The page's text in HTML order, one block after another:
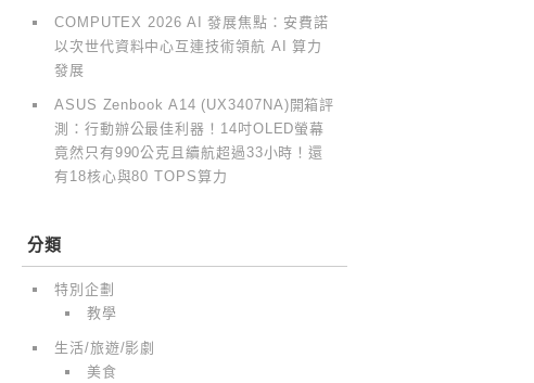
COMPUTEX 2026 AI 發展焦點：安費諾
以次世代資料中心互連技術領航 AI 算力
發展
ASUS Zenbook A14 (UX3407NA)開箱評
測：行動辦公最佳利器！14吋OLED螢幕
竟然只有990公克且續航超過33小時！還
有18核心與80 TOPS算力
分類
特別企劃
教學
生活/旅遊/影劇
美食